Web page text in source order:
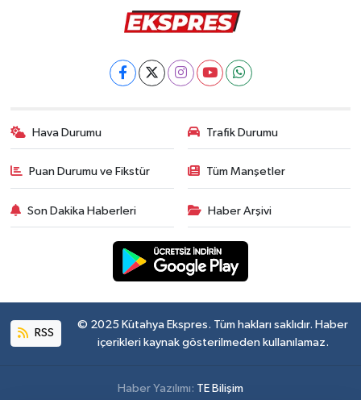
Hava Durumu Trafik Durumu
Puan Durumu ve Fikstür Tüm Manşetler
Son Dakika Haberleri Haber Arşivi
RSS
© 2025 Kütahya Ekspres. Tüm hakları saklıdır. Haber
içerikleri kaynak gösterilmeden kullanılamaz.
Haber Yazılımı: TE Bilişim